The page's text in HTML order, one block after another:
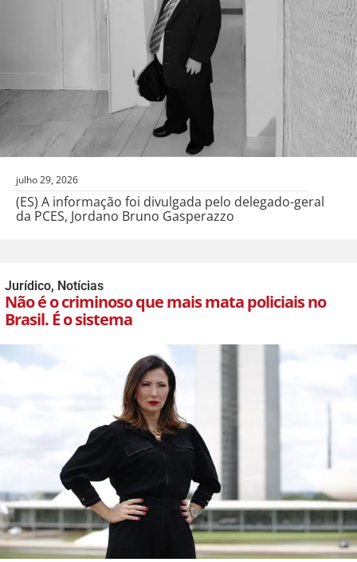
julho 29, 2026
(ES) A informação foi divulgada pelo delegado-geral
da PCES, Jordano Bruno Gasperazzo
Jurídico, Notícias
Não é o criminoso que mais mata policiais no
Brasil. É o sistema